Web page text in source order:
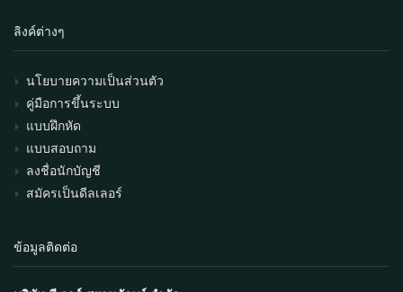
ลิงค์ต่างๆ
นโยบายความเป็นส่วนตัว
คู่มือการขึ้นระบบ
แบบฝึกหัด
แบบสอบถาม
ลงชื่อนักบัญชี
สมัครเป็นดีลเลอร์
ข้อมูลติดต่อ